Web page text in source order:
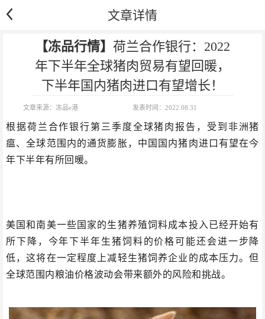
文章详情
【冻品行情】 荷兰合作银行：2022
年下半年全球猪肉贸易有望回暖，
下半年国内猪肉进口有望增长！
文章来源： 冻品e港 发表时间： 2022.08.31
根据荷兰合作银行第三季度全球猪肉报告，受到非洲猪
瘟、全球范围内的通货膨胀，中国国内猪肉进口有望在今
年下半年有所回暖。
美国和南美一些国家的生猪养殖饲料成本投入已经开始有
所下降，今年下半年生猪饲料的价格可能还会进一步降
低，这将在一定程度上减轻生猪饲养企业的成本压力。但
全球范围内粮油价格波动会带来额外的风险和挑战。